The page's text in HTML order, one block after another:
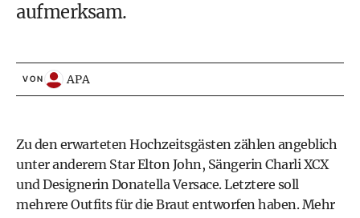
aufmerksam.
VON APA
Zu den erwarteten Hochzeitsgästen zählen angeblich
unter anderem Star Elton John, Sängerin Charli XCX
und Designerin Donatella Versace. Letztere soll
mehrere Outfits für die Braut entworfen haben. Mehr